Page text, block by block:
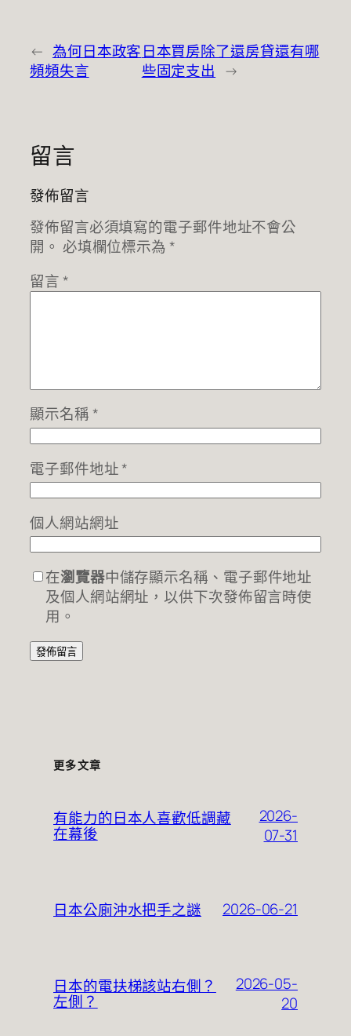
← 為何日本政客
頻頻失言
日本買房除了還房貸還有哪
些固定支出 →
留言
發佈留言
發佈留言必須填寫的電子郵件地址不會公
開。 必填欄位標示為 *
留言 *
顯示名稱 *
電子郵件地址*
個人網站網址
在瀏覽器中儲存顯示名稱、電子郵件地址
及個人網站網址，以供下次發佈留言時使
用。
更多文章
有能力的日本人喜歡低調藏
在幕後
2026-
07-31
日本公廁沖水把手之謎 2026-06-21
日本的電扶梯該站右側？
左側？
2026-05-
20